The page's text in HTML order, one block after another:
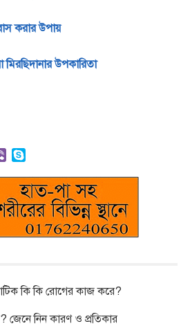
করার উপায়
উপকারিতা
V
e
r
y
p
e
কি কি রোগের কাজ করে?
জেনে নিন কারণ ও প্রতিকার